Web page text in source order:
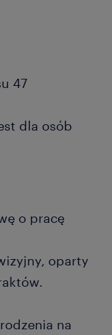
47
dla osób
o pracę
oparty
na